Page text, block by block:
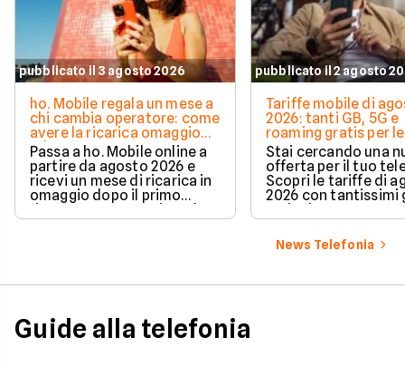
pubblicato il 3 agosto 2026
ho. Mobile regala un mese a
chi cambia operatore: come
avere la ricarica omaggio
ad agosto 2026
Passa a ho. Mobile online a
partire da agosto 2026 e
ricevi un mese di ricarica in
omaggio dopo il primo
valida per chi richiede la
modo automatico.
pubblicato il 2 agosto
Tariffe mobile di
2026: tanti GB, 5G e
roaming gratis per le
vacanze
Stai cercando una
offerta per il tuo
Scopri le tariffe di
2026 con tantissimi
News Telefonia
Guide alla telefonia